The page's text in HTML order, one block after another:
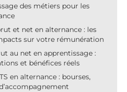
des métiers pour les
et net en alternance : les
sur votre rémunération
au net en apprentissage :
et bénéfices réels
en alternance : bourses,